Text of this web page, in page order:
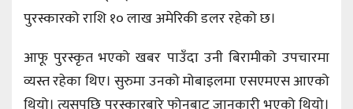
पुरस्कारको राशि १० लाख अमेरिकी डलर रहेको छ।
आफू पुरस्कृत भएको खबर पाउँदा उनी बिरामीको उपचारमा
व्यस्त रहेका थिए। सुरुमा उनको मोबाइलमा एसएमएस आएको